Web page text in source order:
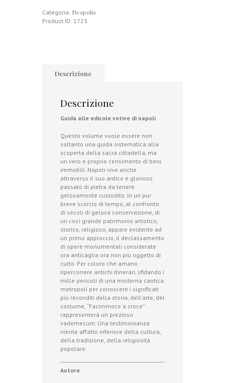
Categoria: Neapolis
Product ID: 1723
Descrizione
Descrizione
Guida alle edicole votive di napoli
Questo volume vuole essere non
soltanto una guida sistematica alla
scoperta della sacra cittadella, ma
un vero e proprio censimento di beni
immobili. Napoli vive anche
attraverso il suo antico e glorioso
passato di pietra da tenere
gelosamente custodito. In un pur
breve scorcio di tempo, al confronto
di secoli di gelosa conservazione, di
un così grande patrimonio artistico,
storico, religioso, appare evidente ad
un primo approccio, il declassamento
di opere monumentali considerate
ora anticaglia ora non più oggetto di
culto. Per coloro che amano
ripercorrere antichi itinerari, sfidando i
mille pericoli di una moderna caotica
metropoli per conoscere i significati
più reconditi della storia, dell'arte, del
costume, “Facimmoce ‘a croce”
rappresenterà un prezioso
vademecum. Una testimonianza
niente affatto inferiore della cultura,
della tradizione, della religiosità
popolare.
Autore